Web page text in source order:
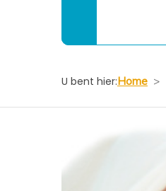
U bent hier:Home >